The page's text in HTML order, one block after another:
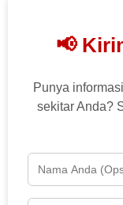
📢
Punya
sekitar Anda?